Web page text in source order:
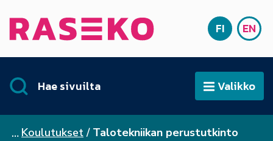
Etusivu SUOMI
FI EN
Hae sivuilta AvaaValikko
Koulutukset Talotekniikan perustutkinto